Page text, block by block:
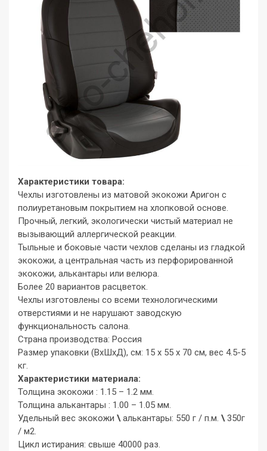
Характеристики товара:
Чехлы изготовлены из матовой экокожи Аригон с
полиуретановым покрытием на хлопковой основе.
Прочный, легкий, экологически чистый материал не
вызывающий аллергической реакции.
Тыльные и боковые части чехлов сделаны из гладкой
экокожи, а центральная часть из перфорированной
экокожи, алькантары или велюра.
Более 20 вариантов расцветок.
Чехлы изготовлены со всеми технологическими
отверстиями и не нарушают заводскую
функциональность салона.
Страна производства: Россия
Размер упаковки (ВхШхД), см: 15 x 55 x 70 см, вес 4.5-5
кг.
Характеристики материала:
Толщина экокожи : 1.15 – 1.2 мм.
Толщина алькантары : 1.00 – 1.05 мм.
Удельный вес экокожи \алькантары: 550 г / п.м. \350г
/ м2.
Цикл истирания: свыше 40000 раз.